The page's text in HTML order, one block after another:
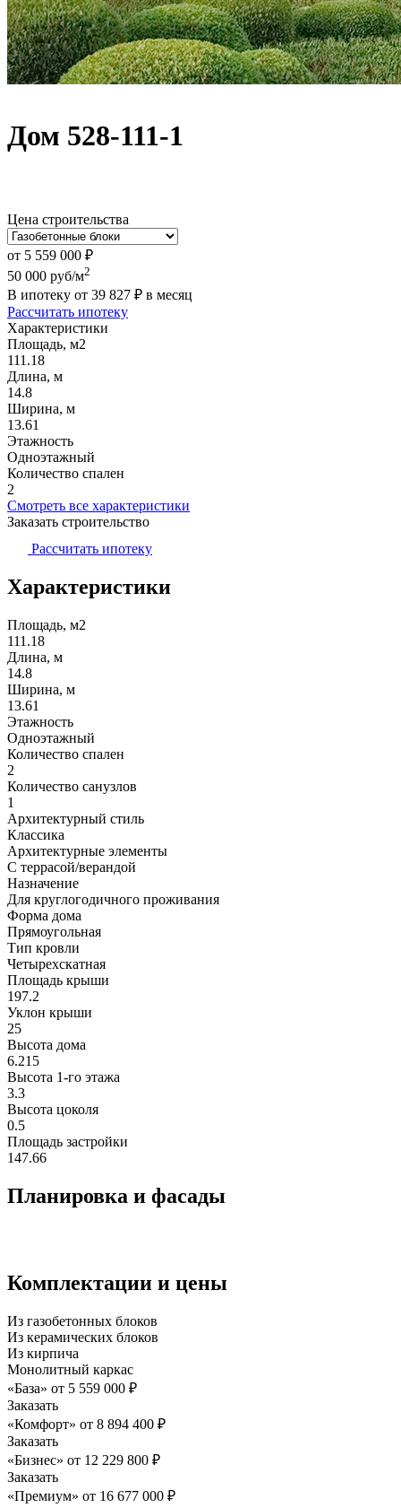
Дом 528-111-1
Цена строительства
от 5 559 000 ₽
50 000 руб/м2
В ипотеку от 39 827 ₽ в месяц
Рассчитать ипотеку
Характеристики
Площадь, м2
111.18
Длина, м
14.8
Ширина, м
13.61
Этажность
Одноэтажный
Количество спален
2
Смотреть все характеристики
Заказать строительство
Рассчитать ипотеку
Характеристики
Площадь, м2
111.18
Длина, м
14.8
Ширина, м
13.61
Этажность
Одноэтажный
Количество спален
2
Количество санузлов
1
Архитектурный стиль
Классика
Архитектурные элементы
С террасой/верандой
Назначение
Для круглогодичного проживания
Форма дома
Прямоугольная
Тип кровли
Четырехскатная
Площадь крыши
197.2
Уклон крыши
25
Высота дома
6.215
Высота 1-го этажа
3.3
Высота цоколя
0.5
Площадь застройки
147.66
Планировка и фасады
Комплектации и цены
Из газобетонных блоков
Из керамических блоков
Из кирпича
Монолитный каркас
«База» от 5 559 000 ₽
Заказать
«Комфорт» от 8 894 400 ₽
Заказать
«Бизнес» от 12 229 800 ₽
Заказать
«Премиум» от 16 677 000 ₽